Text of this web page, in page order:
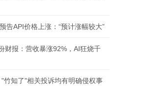
告API价格上涨：“预计涨幅较大”
财报：营收暴涨92%，AI狂烧千
竹知了"相关投诉均有明确侵权事